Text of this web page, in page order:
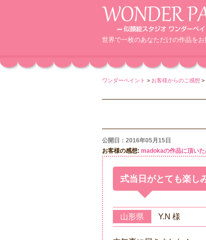
世界で一枚のあなただけの作品をお
ワンダーペイント > お客様からのご感想 >
公開日：2016年05月15日
お客様の感想: madokaの作品に頂いた
式当日がとても楽し
山形県 Y.N 様